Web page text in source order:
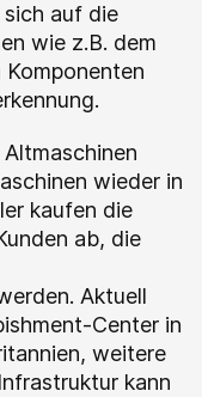
auf die
wie z.B. dem
wieder in
kaufen die
ab, die
Aktuell
Center in
weitere
kann